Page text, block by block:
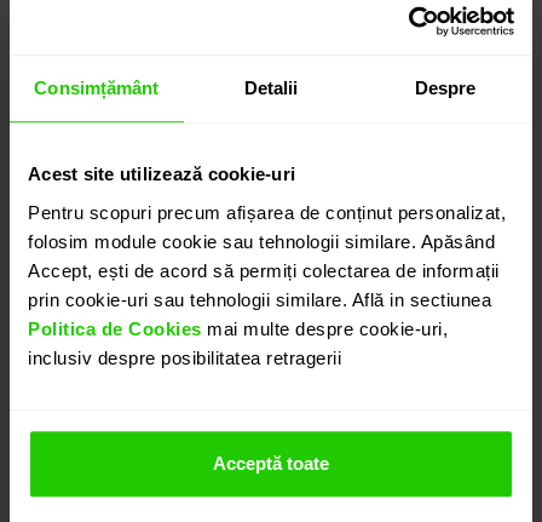
Consimțământ Detalii Despre
Acest site utilizează cookie-uri
Pentru scopuri precum afișarea de conținut personalizat,
folosim module cookie sau tehnologii similare. Apăsând
Accept, ești de acord să permiți colectarea de informații
prin cookie-uri sau tehnologii similare. Află in sectiunea
Politica de Cookies mai multe despre cookie-uri,
inclusiv despre posibilitatea retragerii
Acceptă toate
ACEST PRODUS A FOST VÂNDUT!
CONTACTEAZĂ-NE
DETALII
PANDANTIV TIMELESS
Pandantivul CASIANI TIMELESS cu Smarald si
Diamante este o bijuterie eleganta. Un smarald cu
ct. sunt montate in aur alb de 18k.